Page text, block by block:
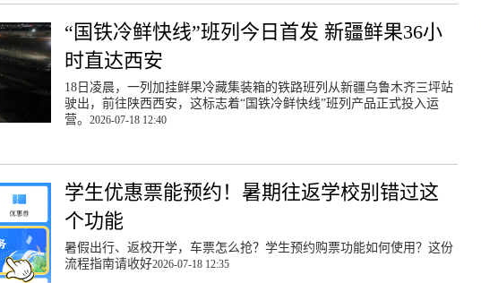
“国铁冷鲜快线”班列今日首发 新疆鲜果36小
时直达西安
18日凌晨，一列加挂鲜果冷藏集装箱的铁路班列从新疆乌鲁木齐三坪站
驶出，前往陕西西安，这标志着“国铁冷鲜快线”班列产品正式投入运
营。2026-07-18 12:40
学生优惠票能预约！暑期往返学校别错过这
个功能
暑假出行、返校开学，车票怎么抢？学生预约购票功能如何使用？这份
流程指南请收好2026-07-18 12:35